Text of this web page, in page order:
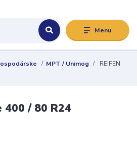
Menu
MPT / Unimog
REIFEN
400 / 80 R24